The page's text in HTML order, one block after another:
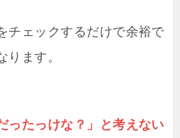
チェックするだけで余裕で
ります。
ったっけな？」と考えない